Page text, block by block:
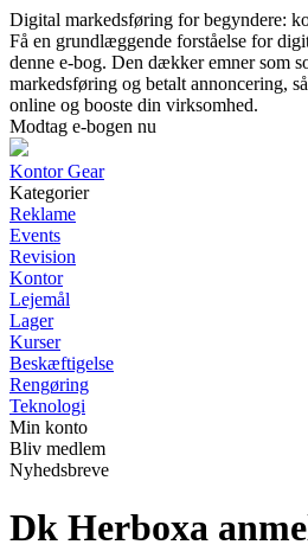
Digital markedsføring for begyndere:
Få en grundlæggende forståelse for
denne e-bog. Den dækker emner som
markedsføring og betalt annoncering,
online og booste din virksomhed.
Modtag e-bogen nu
Kontor Gear
Kategorier
Reklame
Events
Revision
Kontor
Lejemål
Lager
Kurser
Beskæftigelse
Rengøring
Teknologi
Min konto
Bliv medlem
Nyhedsbreve
Dk Herboxa